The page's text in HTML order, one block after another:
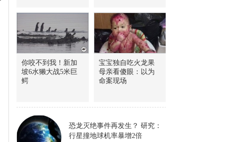
你咬不到我！新加
坡6水獭大战5米巨
鳄
宝宝独自吃火龙果
母亲看傻眼：以为
命案现场
恐龙灭绝事件再发生？ 研究：
行星撞地球机率暴增2倍